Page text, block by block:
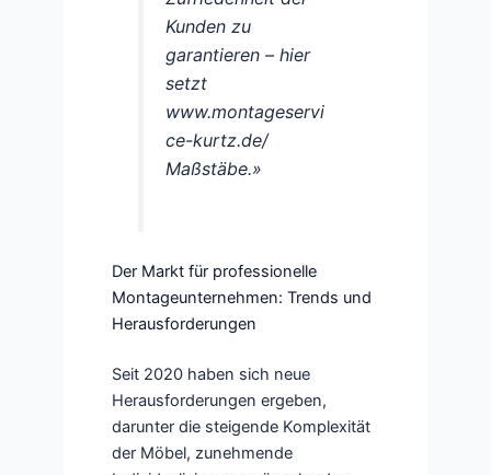
Kunden zu
garantieren – hier
setzt
www.montageservi
ce-kurtz.de/
Maßstäbe.»
Der Markt für professionelle
Montageunternehmen: Trends und
Herausforderungen
Seit 2020 haben sich neue
Herausforderungen ergeben,
darunter die steigende Komplexität
der Möbel, zunehmende